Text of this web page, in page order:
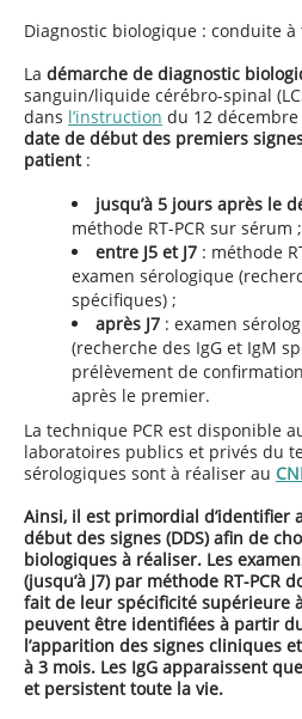
Diagnostic biologique : conduite
La démarche de diagnostic
sanguin/liquide cérébro-spinal
dans l’instruction du 12
date de début des premiers
patient:
jusqu’à 5 jours après le
méthode RT-PCR sur sérum ;
entre J5 et J7 : méthode
examen sérologique
spécifiques) ;
après J7 : examen
(recherche des IgG et IgM
prélèvement de
après le premier.
La technique PCR est disponible
laboratoires publics et privés du
sérologiques sont à réaliser au
Ainsi, il est primordial d’identifier
début des signes (DDS) afin de
biologiques à réaliser. Les
(jusqu’à J7) par méthode RT-PCR
fait de leur spécificité supérieure
peuvent être identifiées à partir
l’apparition des signes cliniques
à 3 mois. Les IgG apparaissent
et persistent toute la vie.